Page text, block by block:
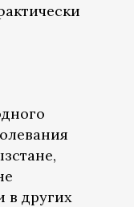
в других